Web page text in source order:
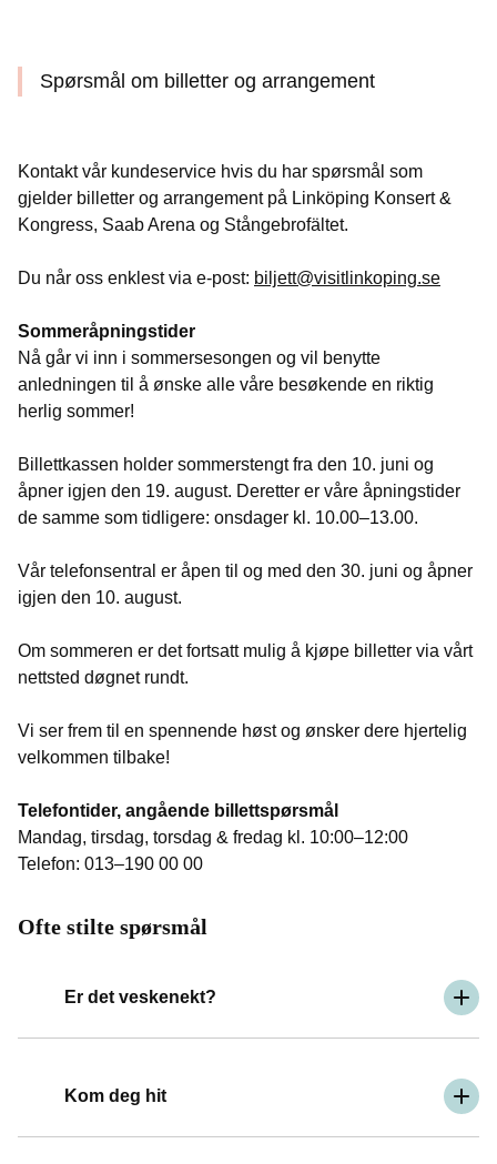
Spørsmål om billetter og arrangement
Kontakt vår kundeservice hvis du har spørsmål som
gjelder billetter og arrangement på Linköping Konsert &
Kongress, Saab Arena og Stångebrofältet.
Du når oss enklest via e-post: biljett@visitlinkoping.se
Sommeråpningstider
Nå går vi inn i sommersesongen og vil benytte
anledningen til å ønske alle våre besøkende en riktig
herlig sommer!
Billettkassen holder sommerstengt fra den 10. juni og
åpner igjen den 19. august. Deretter er våre åpningstider
de samme som tidligere: onsdager kl. 10.00–13.00.
Vår telefonsentral er åpen til og med den 30. juni og åpner
igjen den 10. august.
Om sommeren er det fortsatt mulig å kjøpe billetter via vårt
nettsted døgnet rundt.
Vi ser frem til en spennende høst og ønsker dere hjertelig
velkommen tilbake!
Telefontider, angående billettspørsmål
Mandag, tirsdag, torsdag & fredag kl. 10:00–12:00
Telefon: 013–190 00 00
Ofte stilte spørsmål
Er det veskenekt?
Kom deg hit